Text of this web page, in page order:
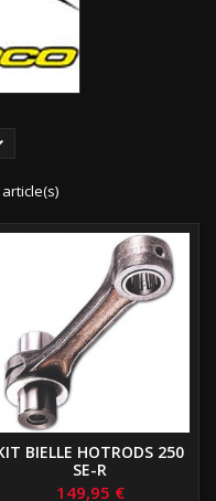
BIELLE HOTRODS 250
SE-R
149,95 €